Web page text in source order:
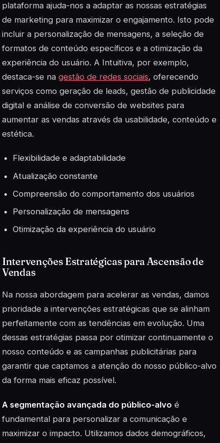
plataforma ajuda-nos a adaptar as nossas estratégias
de marketing para maximizar o engajamento. Isto pode
incluir a personalização de mensagens, a seleção de
formatos de conteúdo específicos e a otimização da
experiência do usuário. A Intuitiva, por exemplo,
destaca-se na gestão de redes sociais, oferecendo
serviços como geração de leads, gestão de publicidade
digital e análise de conversão de websites para
aumentar as vendas através da usabilidade, conteúdo e
estética.
Flexibilidade e adaptabilidade
Atualização constante
Compreensão do comportamento dos usuários
Personalização de mensagens
Otimização da experiência do usuário
Intervenções Estratégicas para Ascensão de
Vendas
Na nossa abordagem para acelerar as vendas, damos
prioridade a intervenções estratégicas que se alinham
perfeitamente com as tendências em evolução. Uma
dessas estratégias passa por otimizar continuamente o
nosso conteúdo e as campanhas publicitárias para
garantir que captamos a atenção do nosso público-alvo
da forma mais eficaz possível.
A segmentação avançada do público-alvo é
fundamental para personalizar a comunicação e
maximizar o impacto. Utilizamos dados demográficos,